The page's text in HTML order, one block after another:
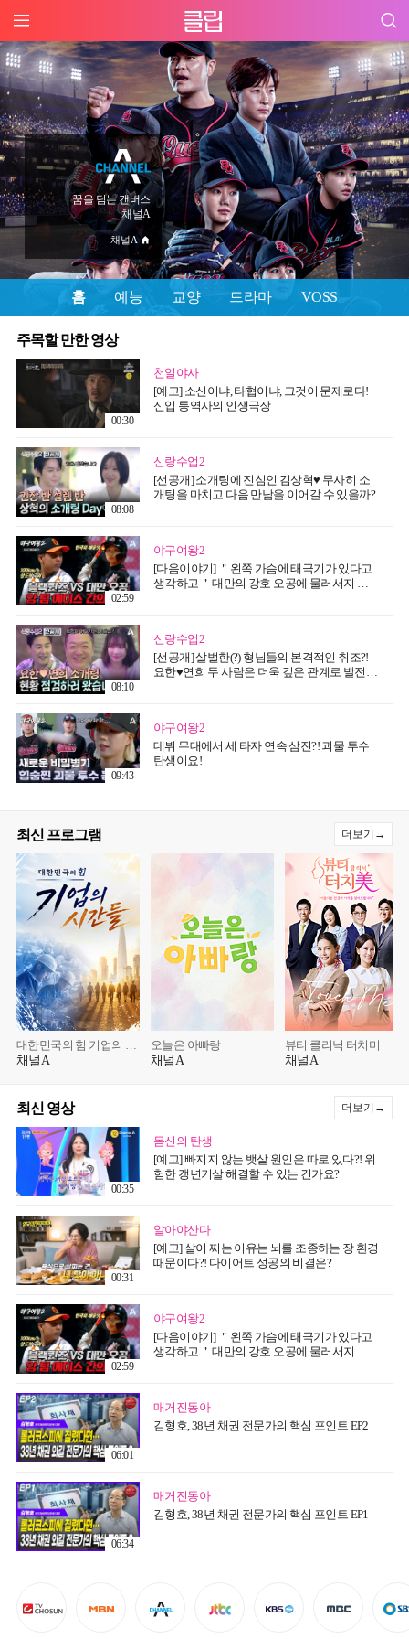
꿈을 담는 캔버스
채널A
채널A
홈 예능 교양 드라마 VOSS
주목할 만한 영상
천일야사
[예고] 소신이냐, 타협이냐, 그것이 문제로다!
신입 통역사의 인생극장
00:30
신랑수업2
[선공개] 소개팅에 진심인 김상혁♥ 무사히 소
개팅을 마치고 다음 만남을 이어갈 수 있을까?
08:08
야구여왕2
[다음이야기] ＂왼쪽 가슴에 태극기가 있다고
생각하고＂ 대만의 강호 오공에 물러서지 않
02:59
신랑수업2
[선공개] 살벌한(?) 형님들의 본격적인 취조?!
요한♥연희 두 사람은 더욱 깊은 관계로 발전할
08:10
야구여왕2
데뷔 무대에서 세 타자 연속 삼진?! 괴물 투수
탄생이요!
09:43
최신 프로그램 더보기→
대한민국의 힘 기업의 시간들
채널A
오늘은 아빠랑
채널A
뷰티 클리닉 터치미
채널A
최신 영상 더보기→
몸신의 탄생
[예고] 빠지지 않는 뱃살 원인은 따로 있다?! 위
험한 갱년기살 해결할 수 있는 건가요?
00:35
알아야산다
[예고] 살이 찌는 이유는 뇌를 조종하는 장 환경
때문이다?! 다이어트 성공의 비결은?
00:31
야구여왕2
[다음이야기] ＂왼쪽 가슴에 태극기가 있다고
생각하고＂ 대만의 강호 오공에 물러서지 않
02:59
매거진동아
김형호, 38년 채권 전문가의 핵심 포인트 EP2
06:01
매거진동아
김형호, 38년 채권 전문가의 핵심 포인트 EP1
06:34